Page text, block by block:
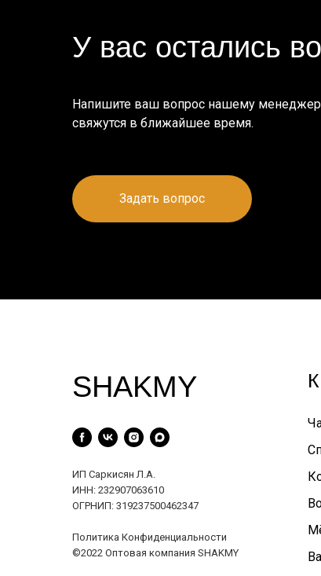
У вас остались
Напишите ваш вопрос нашему
свяжутся в ближайшее время.
Задать вопрос
SHAKMY
ИП Саркисян Л.А.
ИНН: 232907063610
ОГРНИП: 319237500462347
Политика Конфиденциальности
©2022 Оптовая компания SHAKMY